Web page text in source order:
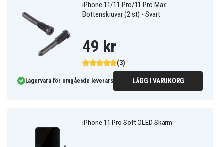
iPhone 11/11 Pro/11 Pro Max
Bottenskruvar (2 st) - Svart
(3)
49 kr
Lagervara för omgående leverans LÄGG I VARUKORG
iPhone 11 Pro Soft OLED Skärm